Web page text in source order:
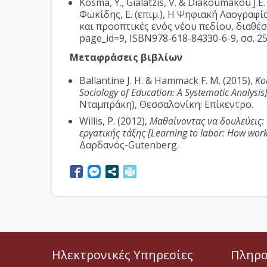
Φωκίδης, Ε. (επιμ.), Η Ψηφιακή
και προοπτικές ενός νέου πεδίου,
page_id=9, ISBN978-618-84330-6-9, σσ.
Μεταφράσεις βιβλίων
Ballantine J. H. & Hammack F. M. (2015),
Sociology of Education: A Systematic Analysis]
Νταμπράκη), Θεσσαλονίκη: Επίκεντρο.
Willis, P. (2012), Μαθαίνοντας να
εργατικής τάξης [Learning to labor: How
Δαρδανός-Gutenberg.
Ηλεκτρονικές Υπηρεσίες